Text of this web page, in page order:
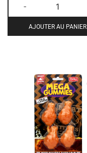
-
AJOUTER AU PANIER